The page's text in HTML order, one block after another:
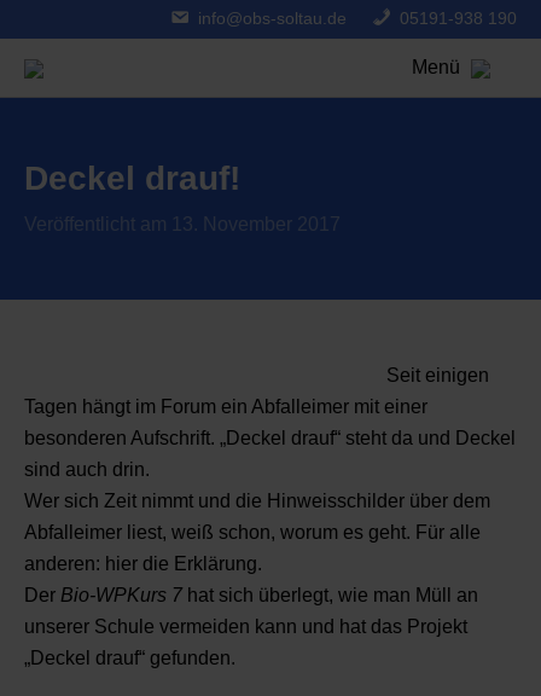
info@obs-soltau.de 05191-938 190
Menü
Deckel drauf!
Veröffentlicht am 13. November 2017
Seit einigen
Tagen hängt im Forum ein Abfalleimer mit einer
besonderen Aufschrift. „Deckel drauf“ steht da und Deckel
sind auch drin.
Wer sich Zeit nimmt und die Hinweisschilder über dem
Abfalleimer liest, weiß schon, worum es geht. Für alle
anderen: hier die Erklärung.
Der Bio-WPKurs 7hat sich überlegt, wie man Müll an
unserer Schule vermeiden kann und hat das Projekt
„Deckel drauf“ gefunden.